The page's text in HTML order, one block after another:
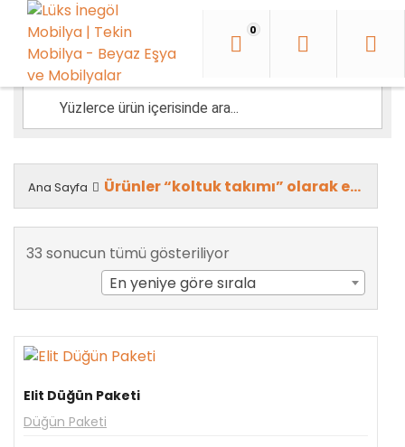
İçeriği
0
Ana Sayfa Ürünler “koltuk takımı” olarak etiketlendi
33 sonucun tümü gösteriliyorEn
yeniye
göre
sıralandı
En yeniye göre sırala
Elit Düğün Paketi
Düğün Paketi